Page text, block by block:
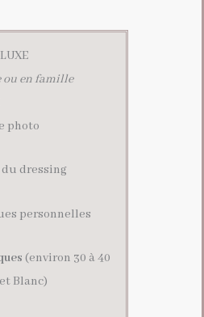
ou en famille
photo
du dressing
personnelles
(environ 30 à 40
Blanc)